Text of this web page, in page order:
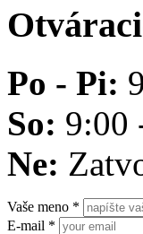
Po - Pi:
So: 9:00
Ne:
Vaše meno *
E-mail *